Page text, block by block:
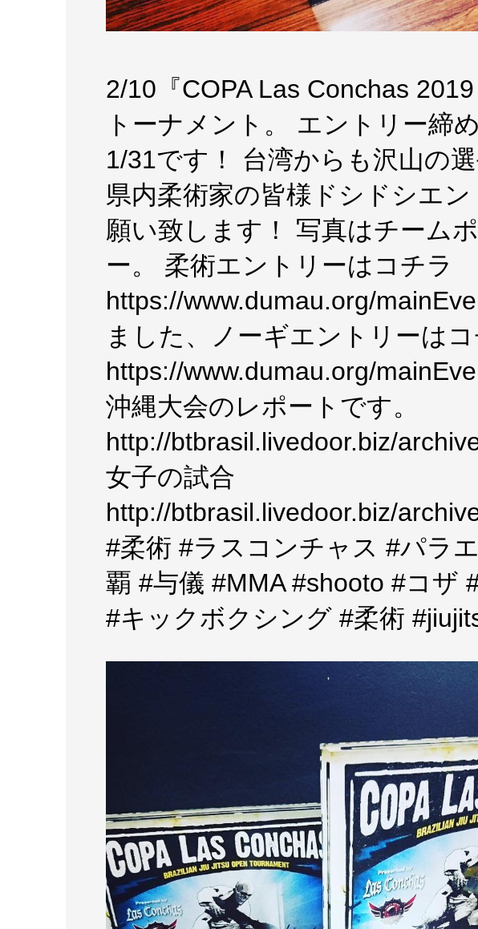
2/10『COPA Las Conchas
トーナメント。 エントリー締
1/31です！ 台湾からも沢山の
県内柔術家の皆様ドシドシエ
願い致します！ 写真はチーム
ー。 柔術エントリーはコチラ
https://www.dumau.org/
ました、ノーギエントリーは
https://www.dumau.org/
沖縄大会のレポートです。
http://btbrasil.livedoor.biz/
女子の試合
http://btbrasil.livedoor.biz/
#柔術 #ラスコンチャス #パラ
覇 #与儀 #MMA #shooto #コザ
#キックボクシング #柔術